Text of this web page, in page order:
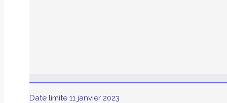
Date limite 11 janvier 2023